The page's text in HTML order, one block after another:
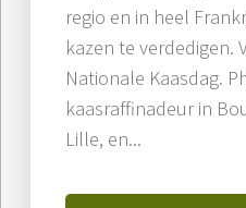
regio en in heel
kazen te verdedigen.
Nationale Kaasdag.
kaasraffinadeur in
Lille, en...